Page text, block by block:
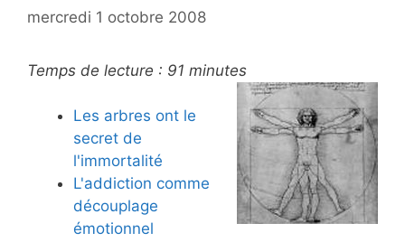
mercredi 1 octobre 2008
Temps de lecture : 91 minutes
Les arbres ont le
secret de
l'immortalité
L'addiction comme
découplage
émotionnel